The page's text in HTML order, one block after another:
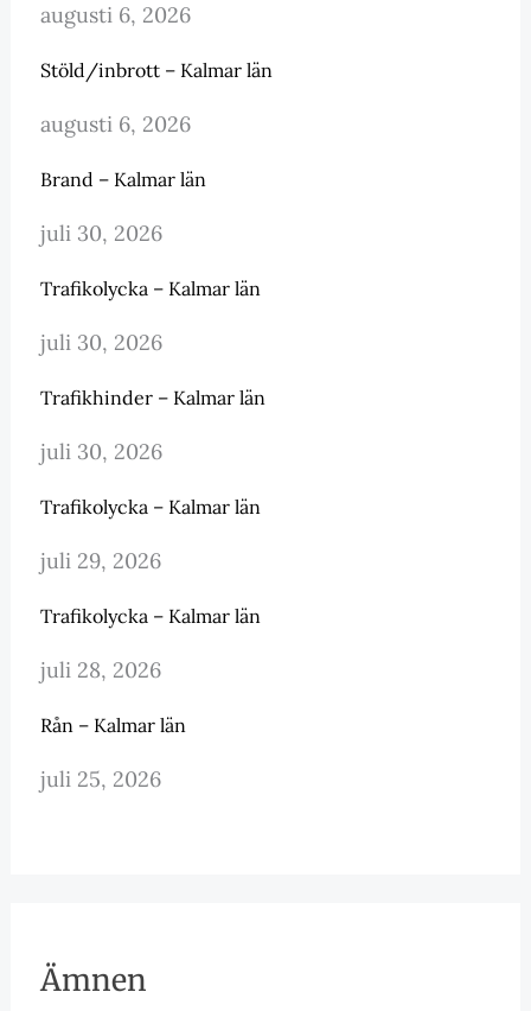
augusti 6, 2026
Stöld/inbrott – Kalmar län
augusti 6, 2026
Brand – Kalmar län
juli 30, 2026
Trafikolycka – Kalmar län
juli 30, 2026
Trafikhinder – Kalmar län
juli 30, 2026
Trafikolycka – Kalmar län
juli 29, 2026
Trafikolycka – Kalmar län
juli 28, 2026
Rån – Kalmar län
juli 25, 2026
Ämnen